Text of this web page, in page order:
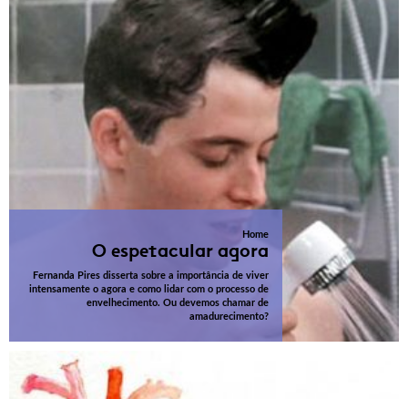
Home
O espetacular agora
Fernanda Pires disserta sobre a importância de viver
intensamente o agora e como lidar com o processo de
envelhecimento. Ou devemos chamar de
amadurecimento?